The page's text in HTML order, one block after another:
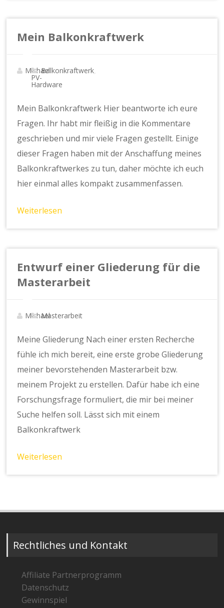
Mein Balkonkraftwerk
MichaelBalkonkraftwerk,
PV-
Hardware
Mein Balkonkraftwerk Hier beantworte ich eure
Fragen. Ihr habt mir fleißig in die Kommentare
geschrieben und mir viele Fragen gestellt. Einige
dieser Fragen haben mit der Anschaffung meines
Balkonkraftwerkes zu tun, daher möchte ich euch
hier einmal alles kompakt zusammenfassen.
Weiterlesen
Entwurf einer Gliederung für die
Masterarbeit
MichaelMasterarbeit
Meine Gliederung Nach einer ersten Recherche
fühle ich mich bereit, eine erste grobe Gliederung
meiner bevorstehenden Masterarbeit bzw.
meinem Projekt zu erstellen. Dafür habe ich eine
Forschungsfrage formuliert, die mir bei meiner
Suche helfen soll. Lässt sich mit einem
Balkonkraftwerk
Weiterlesen
Rechtliches und Kontakt
Affiliate Partnerprogramm
Datenschutz
Gewinnspiel